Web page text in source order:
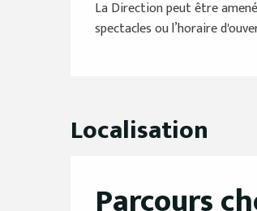
La Direction peut être
spectacles ou l’horaire
Localisation